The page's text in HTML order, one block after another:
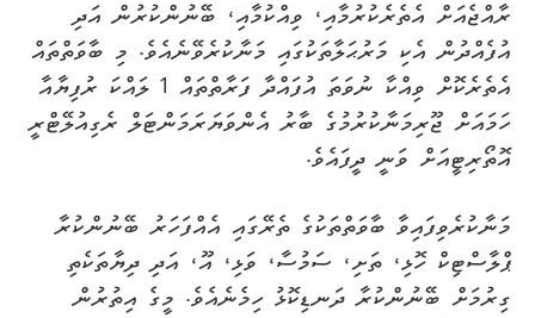
ރާއްޖެއަށް އެތެރެކުރުމާއި، ވިއްކުމާއި، ބޭނުންކުރުން އަދި
އުފެއްދުން އެކި މަރުޙަލާތަކުގައި މަނާކުރެވޭނެއެވެ. މި ބާވަތްތައް
އެތެރެކޮށް ވިއްކާ ނުވަތަ އުފައްދާ ފަރާތްތައް 1 ލައްކަ ރުފިޔާއާ
ހަމައަށް ޖޫރިމަނާކުރުމުގެ ބާރު އެންވަޔަރަމަންޓަލް ރެގިއުލޭޓްރީ
އޮތޯރިޓީއަށް ވަނީ ދީފައެވެ.
މަނާކުރެވިފައިވާ ބާވަތްތަކުގެ ތެރޭގައި އެއްފަހަރު ބޭނުންކުރާ
ޕްލާސްޓިކް ހޮޅި، ތަށި، ސަމުސާ، ވަޅި، އޫ، އަދި ދިޔާތަކެތި
ގިރުމަށް ބޭނުންކުރާ ދަނޑިކޮޅު ހިމެނެއެވެ. މީގެ އިތުރުން